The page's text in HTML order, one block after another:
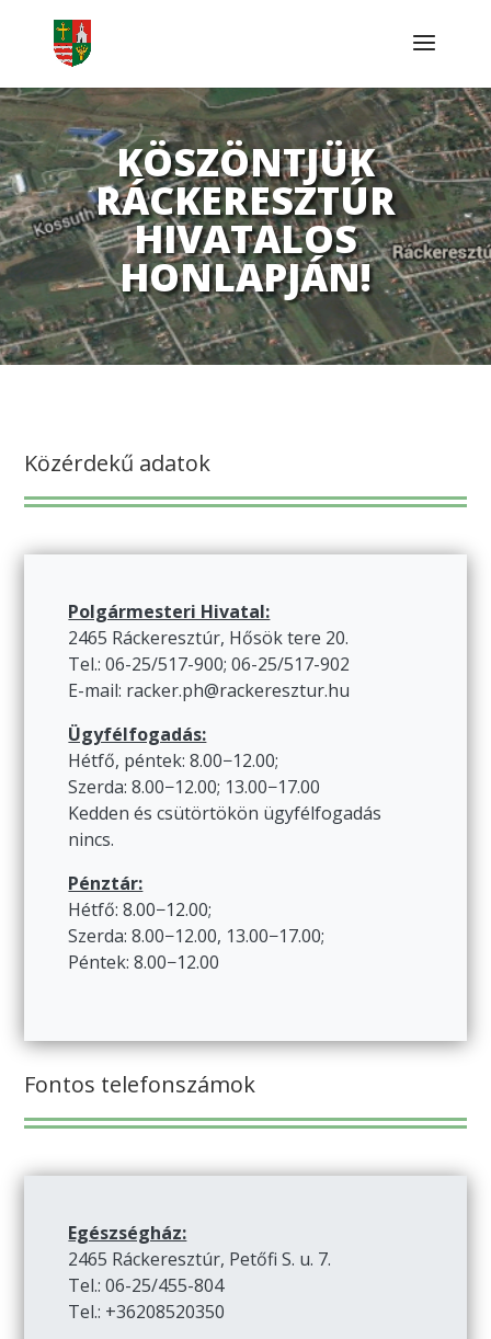
KÖSZÖNTJÜK
RÁCKERESZTÚR
HIVATALOS
HONLAPJÁN!
Közérdekű adatok
Polgármesteri Hivatal:
2465 Ráckeresztúr, Hősök tere 20.
Tel.: 06-25/517-900; 06-25/517-902
E-mail: racker.ph@rackeresztur.hu
Ügyfélfogadás:
Hétfő, péntek: 8.00−12.00;
Szerda: 8.00−12.00; 13.00−17.00
Kedden és csütörtökön ügyfélfogadás
nincs.
Pénztár:
Hétfő: 8.00−12.00;
Szerda: 8.00−12.00, 13.00−17.00;
Péntek: 8.00−12.00
Fontos telefonszámok
Egészségház:
2465 Ráckeresztúr, Petőfi S. u. 7.
Tel.: 06-25/455-804
Tel.: +36208520350